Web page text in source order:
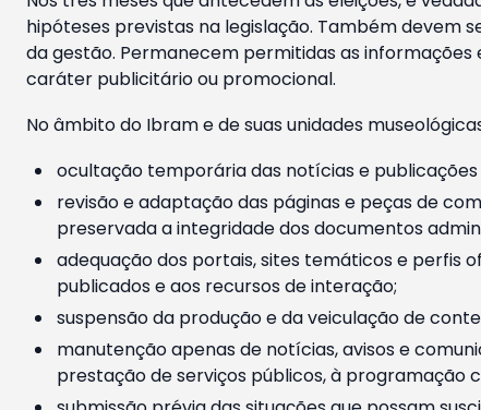
hipóteses previstas na legislação. Também devem
da gestão. Permanecem permitidas as
caráter publicitário ou promocional.
No âmbito do Ibram e de suas unidades
ocultação temporária das notícias e
revisão e adaptação das páginas e peças de
preservada a integridade dos documentos
adequação dos portais, sites temáticos e perfis
publicados e aos recursos de interação;
suspensão da produção e da veiculação de
manutenção apenas de notícias, avisos e
prestação de serviços públicos, à programação